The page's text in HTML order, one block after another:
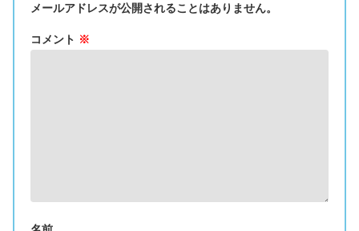
メールアドレスが公開されることはありません。
コメント ※